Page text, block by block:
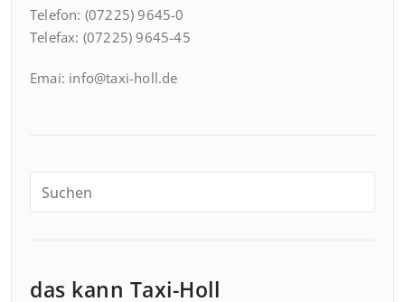
Telefon: (07225) 9645-0
Telefax: (07225) 9645-45
Emai: info@taxi-holl.de
das kann Taxi-Holl